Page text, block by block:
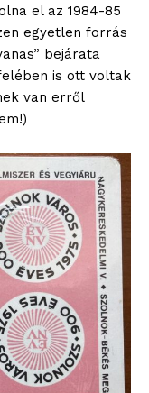
el az 1984-85
egyetlen forrás
bejárata
is ott voltak
van erről